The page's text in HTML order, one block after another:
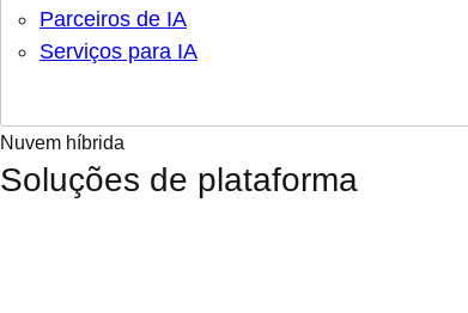
Parceiros de IA
Serviços para IA
Nuvem híbrida
Soluções de plataforma